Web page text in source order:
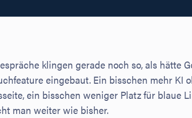
klingen gerade noch so, als hätte
eingebaut. Ein bisschen mehr KI
ein bisschen weniger Platz für blaue
man weiter wie bisher.